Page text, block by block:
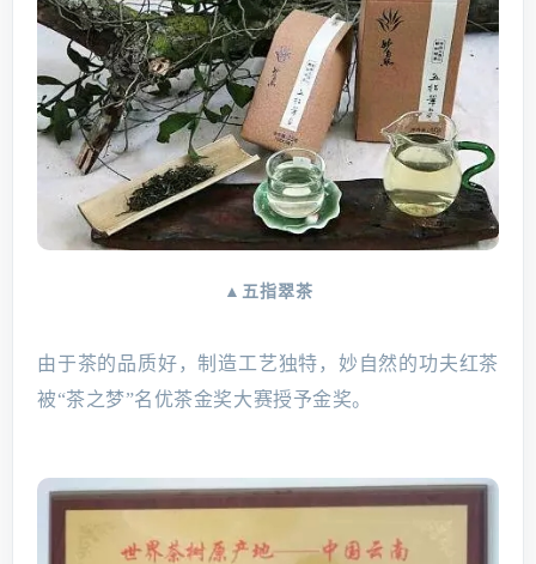
▲五指翠茶
由于茶的品质好，制造工艺独特，妙自然的功夫红茶
被“茶之梦”名优茶金奖大赛授予金奖。